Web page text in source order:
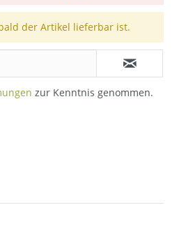
der Artikel lieferbar ist.
zur Kenntnis genommen.